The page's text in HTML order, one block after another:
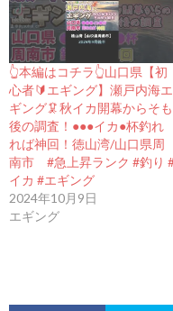
👆本編はコチラ👆山口県【初
心者🔰エギング】瀬戸内海エ
ギング🦑秋イカ開幕からそも
後の調査！●●●イカ●杯釣れ
れば神回！徳山湾/山口県周
南市 #急上昇ランク #釣り
イカ #エギング
2024年10月9日
エギング